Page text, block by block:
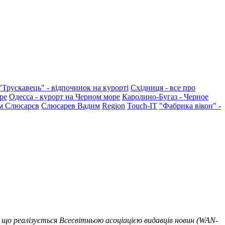
- відпочинок на курорті Східниця - все про
Одесса - курорт на Черном море Каролино-Бугаз - Черное
Слюсарєв Слюсарев Вадим Region Touch-IT "Фабрика вікон" -
Всесвітньою асоціацією видавців новин (WAN-